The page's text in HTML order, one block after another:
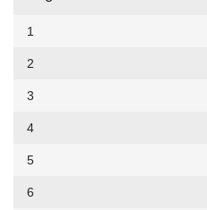
Cumhuriyet Sağlıklı Beslenme
Cumhuriyet Sokak
Cumhuriyet Spor
Cumhuriyet Strateji
Cumhuriyet Tarım
Cumhuriyet Yılbaşı
Çerçeve Eki
9
10
11
12
13
14
1
2
3
4
5
6